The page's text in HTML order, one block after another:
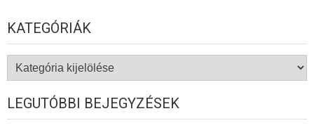
KATEGÓRIÁK
Kategóriák
LEGUTÓBBI BEJEGYZÉSEK